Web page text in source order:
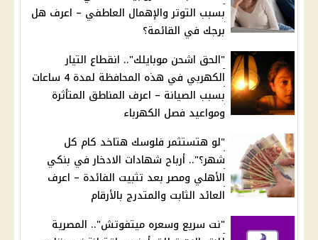
بسبب التوتر والإهمال العاطفي – اعرف هل
برجك في القائمة؟
"الحق اشحن موبايلك".. انقطاع التيار
الكهربي في هذه المحافظة لمدة 4 ساعات
بسبب الصيانة – اعرف المناطق المتأثرة
ومواعيد فصل الكهرباء
"لو هتستثمر فلوسك هتاخد كام كل
شهر؟".. أرباح شهادات الادخار في بنكي
الأهلي ومصر بعد تثبيت الفائدة – اعرف
العائد الثابت والمتدرج بالأرقام
"نت سريع وسعره ميتفوتش".. المصرية